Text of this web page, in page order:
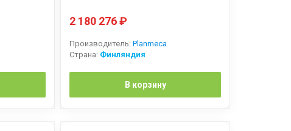
2 180 276₽
Производитель: Planmeca
Страна: Финляндия
В корзину